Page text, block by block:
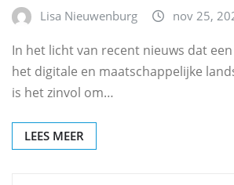
Lisa Nieuwenburg nov 25,
In het licht van recent nieuws dat
het digitale en maatschappelijke
is het zinvol om…
LEES MEER